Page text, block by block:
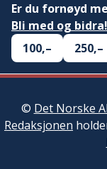
Er du fornøyd
Bli med og bidra!
100,–
250,–
© Det Norske
Redaksjonen